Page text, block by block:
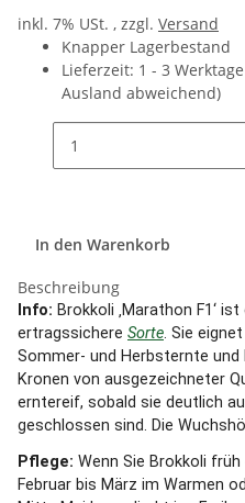
inkl. 7% USt. , zzgl. Versand
Knapper Lagerbestand
Lieferzeit: 1 - 3 Werktage
Ausland abweichend)
In den Warenkorb
Beschreibung
Info: Brokkoli ‚Marathon F1‘
ertragssichere Sorte. Sie
Sommer- und Herbsternte und
Kronen von ausgezeichneter
erntereif, sobald sie deutlich
geschlossen sind. Die
Pflege: Wenn Sie Brokkoli
Februar bis März im Warmen